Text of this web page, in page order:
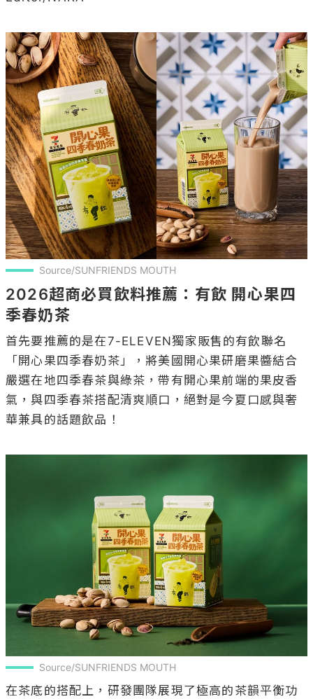
Source/SUNFRIENDS MOUTH
2026超商必買飲料推薦：有飲 開心果四
季春奶茶
首先要推薦的是在7-ELEVEN獨家販售的有飲聯名
「開心果四季春奶茶」，將美國開心果研磨果醬結合
嚴選在地四季春茶與綠茶，帶有開心果前端的果皮香
氣，與四季春茶搭配清爽順口，絕對是今夏口感與奢
華兼具的話題飲品！
Source/SUNFRIENDS MOUTH
在茶底的搭配上，研發團隊展現了極高的茶韻平衡功